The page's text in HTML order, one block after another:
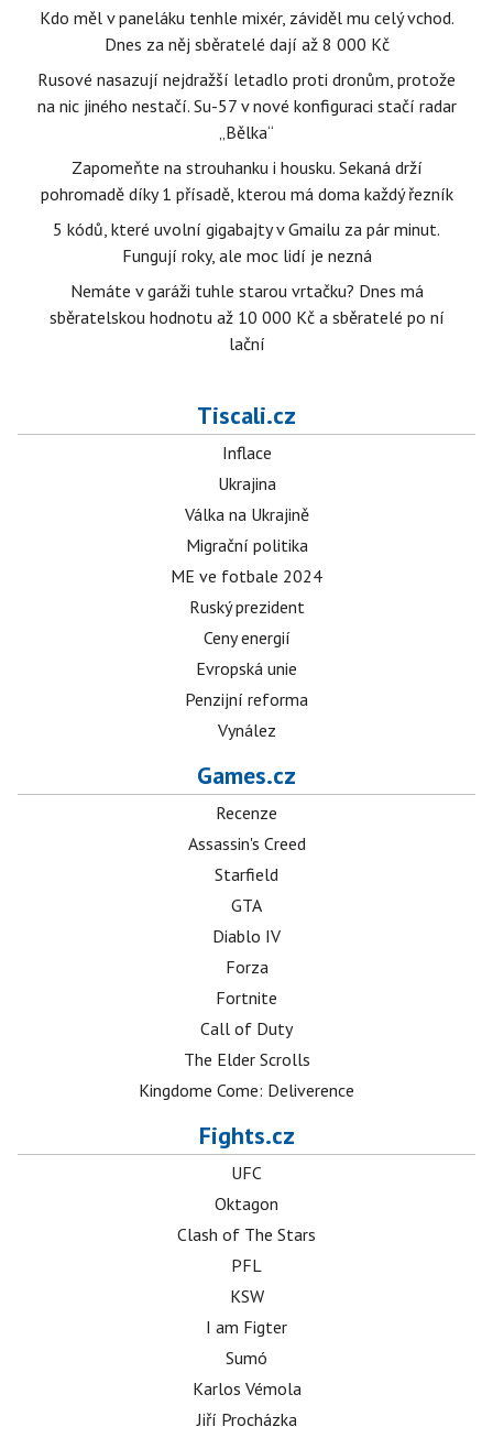
Kdo měl v paneláku tenhle mixér, záviděl mu celý vchod.
Dnes za něj sběratelé dají až 8 000 Kč
Rusové nasazují nejdražší letadlo proti dronům, protože
na nic jiného nestačí. Su-57 v nové konfiguraci stačí radar
„Bělka“
Zapomeňte na strouhanku i housku. Sekaná drží
pohromadě díky 1 přísadě, kterou má doma každý řezník
5 kódů, které uvolní gigabajty v Gmailu za pár minut.
Fungují roky, ale moc lidí je nezná
Nemáte v garáži tuhle starou vrtačku? Dnes má
sběratelskou hodnotu až 10 000 Kč a sběratelé po ní
lační
Tiscali.cz
Inflace
Ukrajina
Válka na Ukrajině
Migrační politika
ME ve fotbale 2024
Ruský prezident
Ceny energií
Evropská unie
Penzijní reforma
Vynález
Games.cz
Recenze
Assassin's Creed
Starfield
GTA
Diablo IV
Forza
Fortnite
Call of Duty
The Elder Scrolls
Kingdome Come: Deliverence
Fights.cz
UFC
Oktagon
Clash of The Stars
PFL
KSW
I am Figter
Sumó
Karlos Vémola
Jiří Procházka